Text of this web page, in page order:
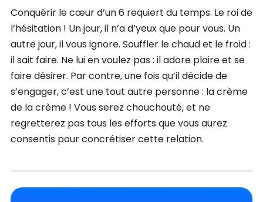
Conquérir le cœur d’un 6 requiert du temps. Le roi de
l’hésitation ! Un jour, il n’a d’yeux que pour vous. Un
autre jour, il vous ignore. Souffler le chaud et le froid :
il sait faire. Ne lui en voulez pas : il adore plaire et se
faire désirer. Par contre, une fois qu’il décide de
s’engager, c’est une tout autre personne : la crème
de la crème ! Vous serez chouchouté, et ne
regretterez pas tous les efforts que vous aurez
consentis pour concrétiser cette relation.